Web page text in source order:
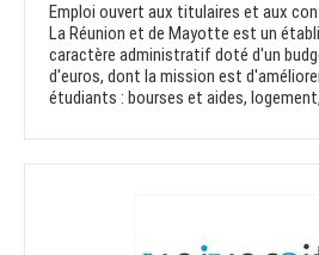
Emploi ouvert aux titulaires et aux
La Réunion et de Mayotte est un
caractère administratif doté d'un
d'euros, dont la mission est
étudiants : bourses et aides,